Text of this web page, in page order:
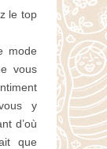
le top
mode
vous
y
d’où
que